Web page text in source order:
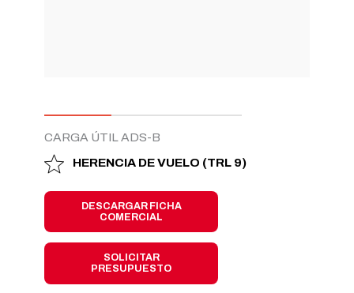
CARGA ÚTIL ADS-B
HERENCIA DE VUELO (TRL 9)
DESCARGAR FICHA
COMERCIAL
SOLICITAR
PRESUPUESTO